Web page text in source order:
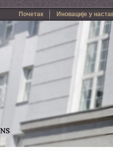
Почетак Иновације у